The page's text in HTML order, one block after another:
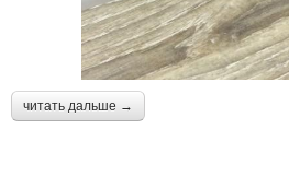
читать дальше →